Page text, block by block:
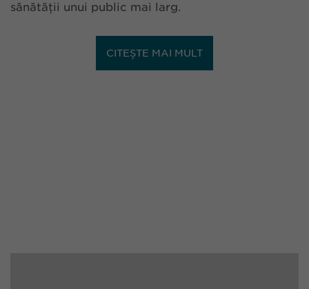
sănătății unui public mai larg.
CITEȘTE MAI MULT